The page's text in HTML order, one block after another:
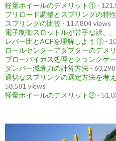
軽量ホイールのデメリット① -
プリロード調整とスプリングの特
スプリングの比較 - 117,804 views
電子制御スロットルが苦手な訳、、
レバー比とACFを理解しよう ① -
ロールセンターアダプターのデメ
ブローバイガス処理とクランクケ
ダンパー減衰力の計算方法 -
適切なスプリングの選定方法を考
58,581 views
軽量ホイールのデメリット② -